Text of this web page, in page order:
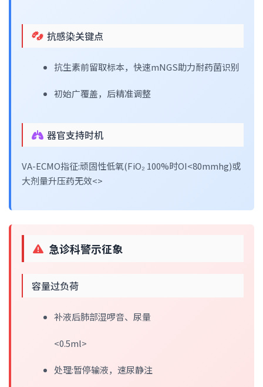
抗感染关键点
抗生素前留取标本，快速mNGS助力耐药菌识别
初始广覆盖，后精准调整
器官支持时机
VA-ECMO指征:顽固性低氧(FiO₂ 100%时OI<80mmhg)或
大剂量升压药无效<>
急诊科警示征象
容量过负荷
补液后肺部湿啰音、尿量
<0.5ml>
处理:暂停输液，速尿静注